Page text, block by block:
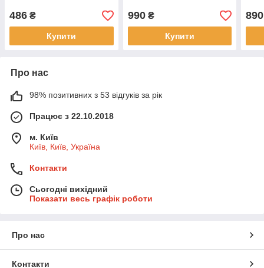
486 ₴
Купити
990₴
Купити
890
Про нас
98% позитивних з 53 відгуків за рік
Працює з 22.10.2018
м. Київ
Київ, Київ, Україна
Контакти
Сьогодні вихідний
Показати весь графік роботи
Про нас
Контакти